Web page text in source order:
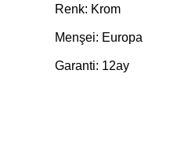
Renk: Krom
Menşei: Europa
Garanti: 12ay